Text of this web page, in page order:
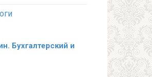
Бухгалтерский и